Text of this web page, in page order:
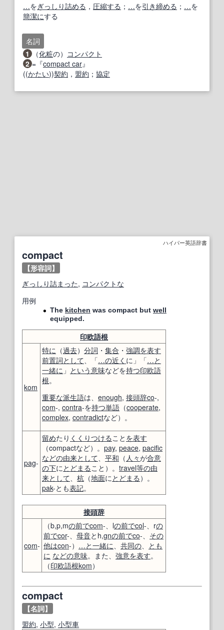
…をぎっしり詰める ， 圧縮する ； …を引き締める ； …を
簡潔にする
名詞
1
（化粧の） コンパクト
2 =『compact car』
((かたい))契約 ， 盟約 ； 協定
ハイパー英語辞書
compact
【形容詞】
ぎっしり詰まった, コンパクトな
用例
The kitchen was compact but well
equipped.
印欧語根
kom
特に （過去） 分詞 ・ 集合 ・ 強調を表す
前置詞として 、「…の近く に」「…と
一緒に 」 という意味などを持つ印欧語
根。
重要な派生語は、 enough, 接頭辞co-,
com-, contra-を持つ単語 （cooperate,
complex, contradictなど）。
pag-
留めたり くくりつける こと を表す
（compactなど）。 pay, peace, pacific
などの由来として 平和 （ 人々が合意
の下に とどまる こと）。 travel等の由
来として 杭 （地面に とどまる ）。
pak-とも表記。
接頭辞
com-
（b,p,mの前でcom-、lの前でcol-、rの
前でcor-、 母音とh,gnの前でco-、 その
他はcon-） …と一緒に 共同の
とも
に などの意味。また、 強意を表す。
（印欧語根kom）
compact
【名詞】
盟約, 小型, 小型車